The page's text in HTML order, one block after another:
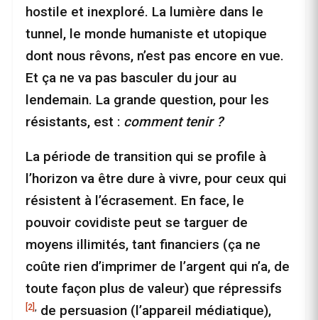
hostile et inexploré. La lumière dans le
tunnel, le monde humaniste et utopique
dont nous rêvons, n’est pas encore en vue.
Et ça ne va pas basculer du jour au
lendemain. La grande question, pour les
résistants, est : comment tenir ?
La période de transition qui se profile à
l’horizon va être dure à vivre, pour ceux qui
résistent à l’écrasement. En face, le
pouvoir covidiste peut se targuer de
moyens illimités, tant financiers (ça ne
coûte rien d’imprimer de l’argent qui n’a, de
toute façon plus de valeur) que répressifs
[2]
de persuasion (l’appareil médiatique),